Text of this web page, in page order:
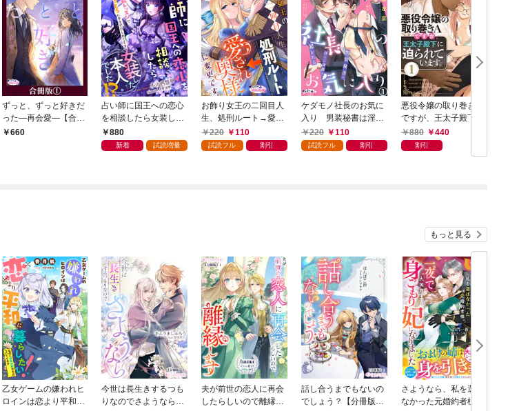
ずっと、ずっと好きだ
った―再会愛―【合冊
版】１
660
占い師に国王への恋心
を相談したら女装した
本人でした！？ 秘密
の官能レッスンでとろ
880
新着 試読増量
お飾り女王の二回目人
生、処刑ルート→愛さ
れ奥様に変更です。１
220 110
試読フル 割引
ケダモノ社長のお気に
入り 男装秘書は淫ら
に身体を暴かれる１
220 110
試読フル 割引
悪役令嬢の取り巻きＡ
ですが、王太子殿下に
迫られています。①
880 440
割引
もっと見る
乙女ゲームの嫌われヒ
ロインは恋より平和に
今世は長生きするつも
りなのでさようなら
夫が前世の恋人に再会
したらしいので離縁し
話し合うまでもないの
でしょう？【分冊版】
さようなら、私を選ば
なかった元婚約者様。